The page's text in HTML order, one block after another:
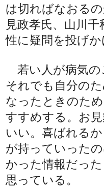
は切ればなおる
見政孝氏、山川
性に疑問を投げか
若い人が病気の
それでも自分の
なったときのた
すすめする。お
いい。喜ばれる
が持っていった
かった情報だっ
思っている。